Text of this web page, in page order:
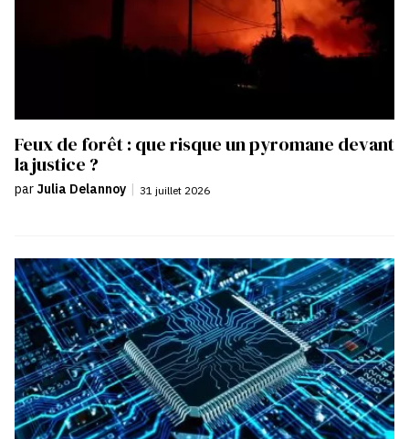
Feux de forêt : que risque un pyromane devant
la justice ?
par Julia Delannoy | 31 juillet 2026